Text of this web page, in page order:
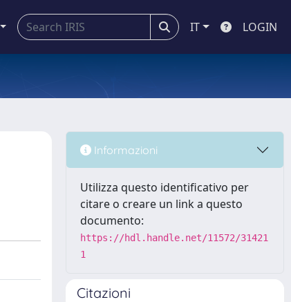
IT LOGIN
Informazioni
Utilizza questo identificativo per
citare o creare un link a questo
documento:
https://hdl.handle.net/11572/31421
1
Citazioni